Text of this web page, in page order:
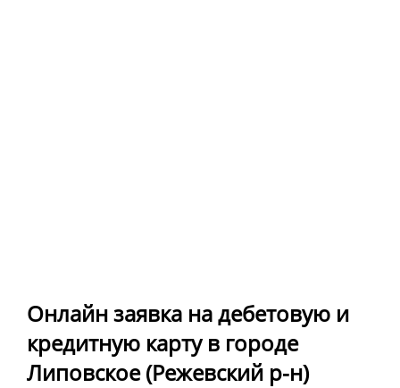
Онлайн заявка на дебетовую и
кредитную карту в городе
Липовское (Режевский р-н)